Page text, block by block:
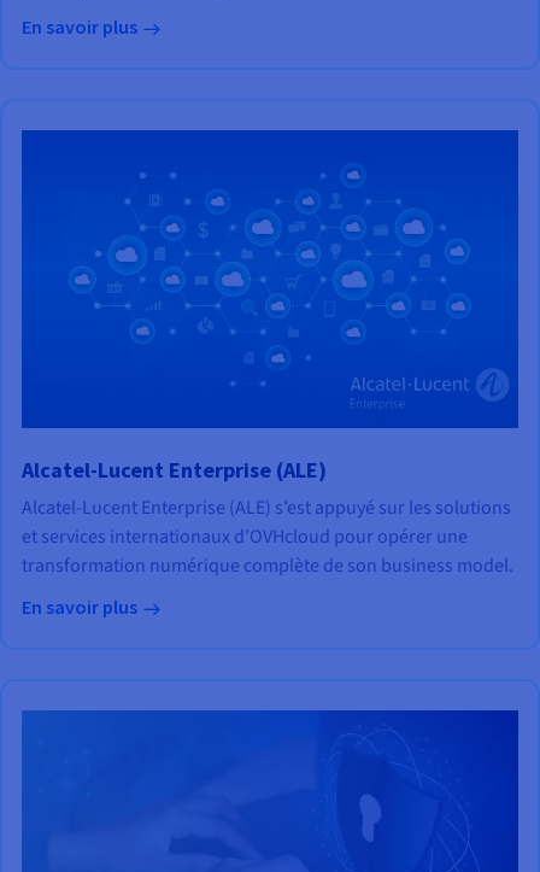
En savoir plus
Alcatel-Lucent Enterprise (ALE)
Alcatel-Lucent Enterprise (ALE) s’est appuyé sur les solutions
et services internationaux d’OVHcloud pour opérer une
transformation numérique complète de son business model.
En savoir plus